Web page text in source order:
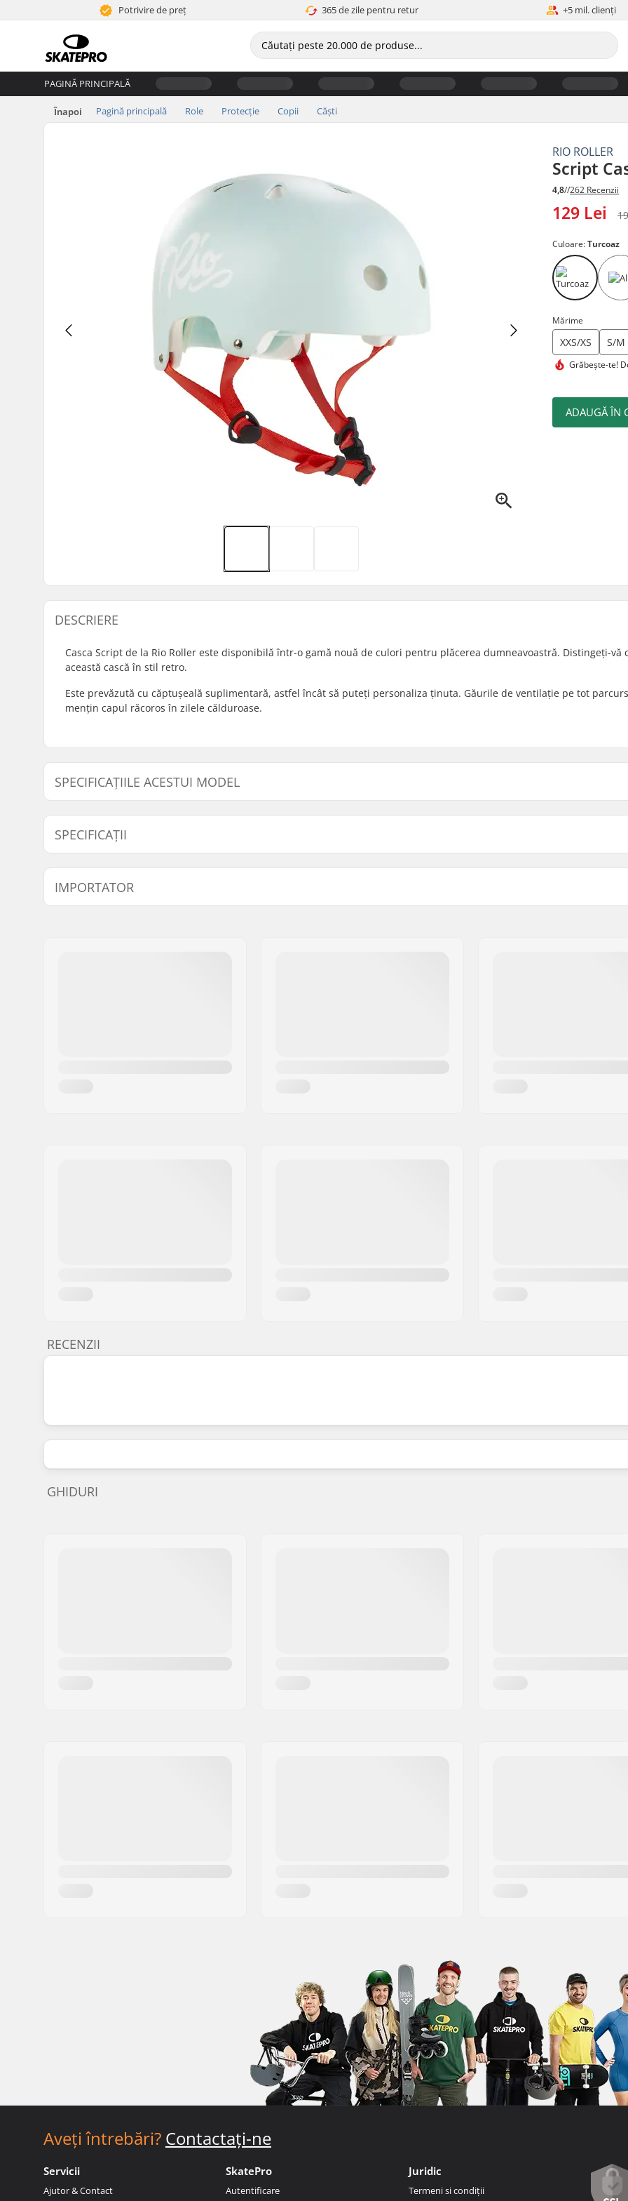
Potrivire de preț 365 de zile pentru retur +5 mil. clienți
PAGINĂ PRINCIPALĂ
Înapoi Pagină principală Role Protecție Copii Căști
RIO ROLLER
Script
4,8//262 Recenzii
129 Lei
Culoare:Turcoaz
Mărime
XXS/XS S/M
Grăbește-te!
ADAUGĂ ÎN
DESCRIERE
Casca Script de la Rio Roller este disponibilă într-o gamă nouă de culori pentru plăcerea dumneavoastră. Distingeți-vă
această cască în stil retro.
Este prevăzută cu căptușeală suplimentară, astfel încât să puteți personaliza ținuta. Găurile de ventilație pe tot
mențin capul răcoros în zilele călduroase.
SPECIFICAȚIILE ACESTUI MODEL
XXS/XS
S/M
SPECIFICAȚII
Dimensiune reglabilă:
Nu
Certificări:
Tip Outer shell :
ABS
Tip Inner shell:
Căptușeală extra inclusă:
IMPORTATOR
RECENZII
GHIDURI
Aveți întrebări? Contactați-ne
Servicii
Ajutor & Contact
SkatePro
Autentificare
Juridic
Termeni si condiții